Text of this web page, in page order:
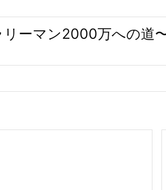
ーマン2000万への道